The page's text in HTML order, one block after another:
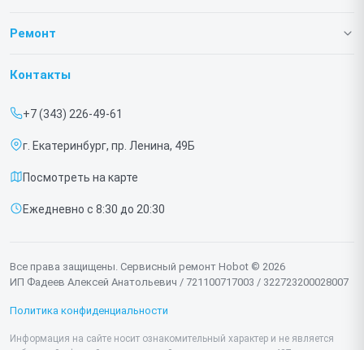
О нашем сервисе
Срочный ремонт
Доставка и способы оплаты
Диагностика
Контакты
Ремонт
Роботов-пылесосов
Контакты
+7 (343) 226-49-61
г. Екатеринбург, пр. Ленина, 49Б
Посмотреть на карте
Ежедневно с 8:30 до 20:30
Все права защищены. Сервисный ремонт Hobot © 2026
ИП Фадеев Алексей Анатольевич / 721100717003 / 322723200028007
Политика конфиденциальности
Информация на сайте носит ознакомительный характер и не является